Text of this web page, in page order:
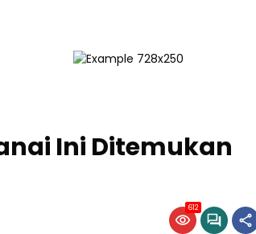
Ini Ditemukan
612